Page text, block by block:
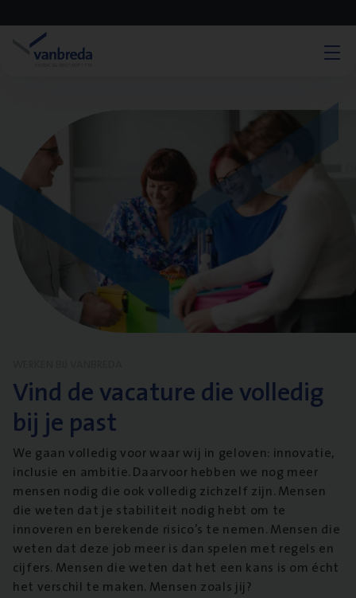
Vind de vacature die volledig
bij je past
We gaan volledig voor waar wij in geloven: innovatie,
inclusie en ambitie. Daarvoor hebben we nog meer
mensen nodig die ook volledig zichzelf zijn. Mensen
die weten dat je stabiliteit nodig hebt om te
innoveren en berekende risico’s te nemen. Mensen die
weten dat deze job meer is dan spelen met regels en
cijfers. Mensen die weten dat het een kans is om écht
het verschil te maken. Mensen zoals jij?